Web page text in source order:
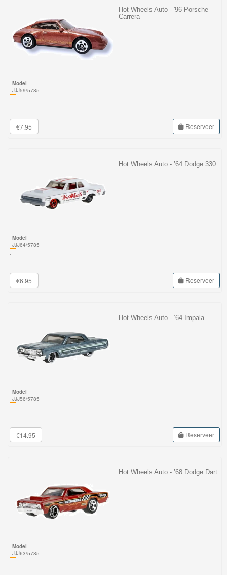
Hot Wheels Auto - '96 Porsche
Carrera
Model
JJJ59/5785
-
€7.95 Reserveer
Hot Wheels Auto - ’64 Dodge 330
Model
JJJ64/5785
-
€6.95 Reserveer
Hot Wheels Auto - ’64 Impala
Model
JJJ56/5785
-
€14.95 Reserveer
Hot Wheels Auto - ’68 Dodge Dart
Model
JJJ63/5785
-